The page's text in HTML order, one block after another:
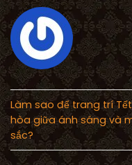
Làm sao để trang trí
hòa giữa ánh sáng và
sắc?